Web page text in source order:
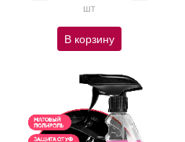
шт
В корзину